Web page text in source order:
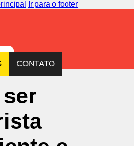
Ir para o footer
CONTATO